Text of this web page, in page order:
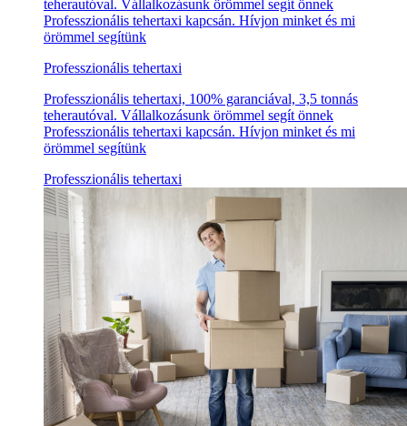
teherautóval. Vállalkozásunk örömmel segít önnek
Professzionális tehertaxi kapcsán. Hívjon minket és mi
örömmel segítünk
Professzionális tehertaxi
Professzionális tehertaxi, 100% garanciával, 3,5 tonnás
teherautóval. Vállalkozásunk örömmel segít önnek
Professzionális tehertaxi kapcsán. Hívjon minket és mi
örömmel segítünk
Professzionális tehertaxi